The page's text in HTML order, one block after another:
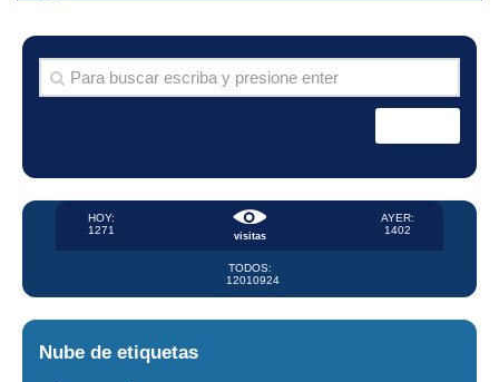
visitas
HOY:
1271
AYER:
1402
TODOS:
12010924
Nube de etiquetas